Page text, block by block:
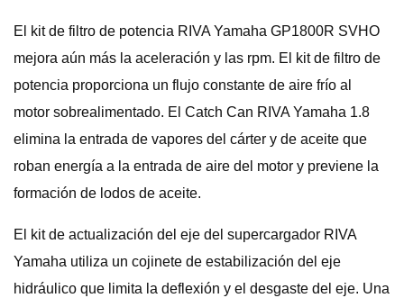
El kit de filtro de potencia RIVA Yamaha GP1800R SVHO
mejora aún más la aceleración y las rpm. El kit de filtro de
potencia proporciona un flujo constante de aire frío al
motor sobrealimentado. El Catch Can RIVA Yamaha 1.8
elimina la entrada de vapores del cárter y de aceite que
roban energía a la entrada de aire del motor y previene la
formación de lodos de aceite.
El kit de actualización del eje del supercargador RIVA
Yamaha utiliza un cojinete de estabilización del eje
hidráulico que limita la deflexión y el desgaste del eje. Una